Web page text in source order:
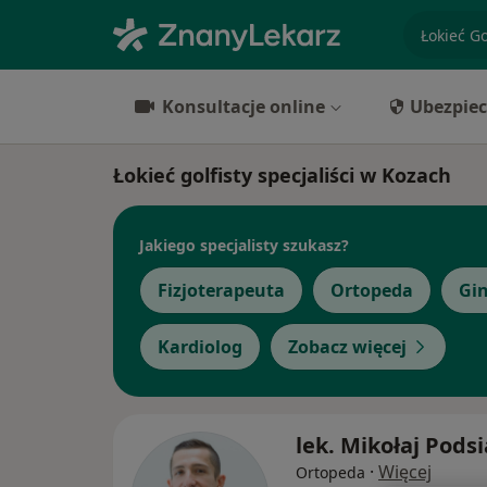
Konsultacje online
Łokieć golfisty specjaliści w Kozach
Jakiego specjalisty szukasz?
Fizjoterapeuta Ortopeda
Kardiolog Zobacz więcej
lek. Mikołaj
Ortopeda · Więcej